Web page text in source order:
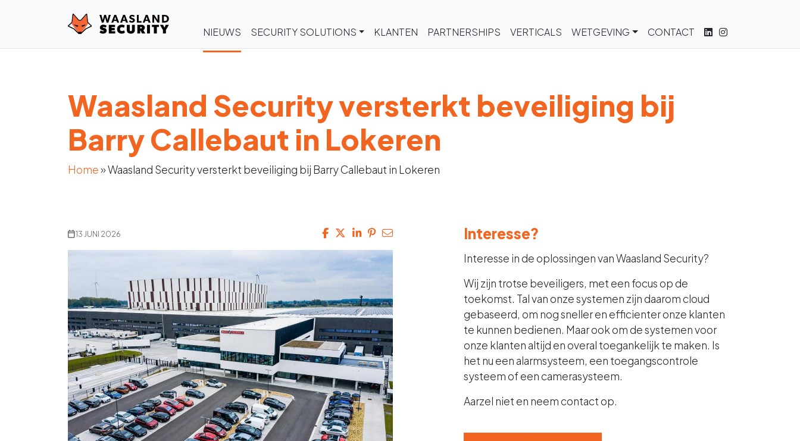
NIEUWS SECURITY SOLUTIONS KLANTEN PARTNERSHIPS VERTICALS WETGEVING CONTACT
Waasland Security versterkt beveiliging bij
Barry Callebaut in Lokeren
Home»Waasland Security versterkt beveiliging bij Barry Callebaut in Lokeren
13 JUNI 2026 Interesse?
Interesse in de oplossingen van Waasland Security?
Wij zijn trotse beveiligers, met een focus op de
toekomst. Tal van onze systemen zijn daarom cloud
gebaseerd, om nog sneller en efficienter onze klanten
te kunnen bedienen. Maar ook om de systemen voor
onze klanten altijd en overal toegankelijk te maken. Is
het nu een alarmsysteem, een toegangscontrole
systeem of een camerasysteem.
Aarzel niet en neem contact op.